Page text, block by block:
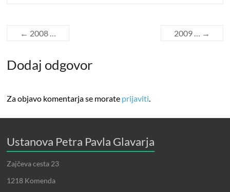
← 2008 … 2009 … →
Dodaj odgovor
Za objavo komentarja se morate prijaviti.
Ustanova Petra Pavla Glavarja
Zajčeva cesta 23
1218 Komenda